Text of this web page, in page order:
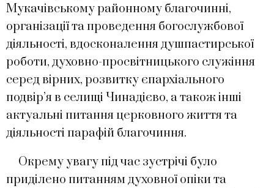
Мукачівському районному благочинні,
організації та проведення богослужбової
діяльності, вдосконалення душпастирської
роботи, духовно-просвітницького служіння
серед вірних, розвитку єпархіального
подвір’я в селищі Чинадієво, а також інші
актуальні питання церковного життя та
діяльності парафій благочиння.
Окрему увагу під час зустрічі було
приділено питанням духовної опіки та